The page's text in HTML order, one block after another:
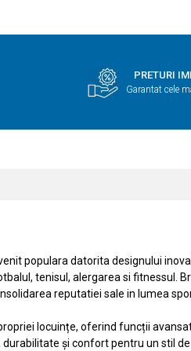
PRETURI
Garantat cele
populara datorita designului
tenisul, alergarea si fitnessul.
reputatiei sale in lumea
locuințe, oferind funcții
și confort pentru un stil de